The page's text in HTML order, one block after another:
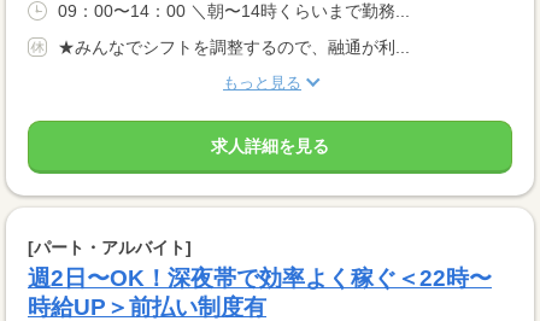
09：00〜14：00 ＼朝〜14時くらいまで勤務...
★みんなでシフトを調整するので、融通が利...
もっと見る
求人詳細を見る
[パート・アルバイト]
週2日〜OK！深夜帯で効率よく稼ぐ＜22時〜
時給UP＞前払い制度有